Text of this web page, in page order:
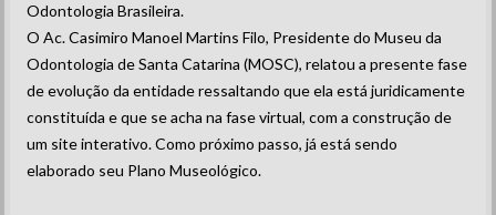
Odontologia Brasileira.
O Ac. Casimiro Manoel Martins Filo, Presidente do Museu da
Odontologia de Santa Catarina (MOSC), relatou a presente fase
de evolução da entidade ressaltando que ela está juridicamente
constituída e que se acha na fase virtual, com a construção de
um site interativo. Como próximo passo, já está sendo
elaborado seu Plano Museológico.